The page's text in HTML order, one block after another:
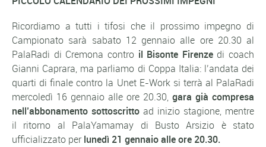
Ricordiamo a tutti i tifosi che il prossimo impegno di
Campionato sarà sabato 12 gennaio alle ore 20.30 al
PalaRadi di Cremona contro il Bisonte Firenzedi coach
Gianni Caprara, ma parliamo di Coppa Italia: l’andata dei
quarti di finale contro la Unet E-Work si terrà al PalaRadi
mercoledì 16 gennaio alle ore 20.30, gara già compresa
nell’abbonamento sottoscritto ad inizio stagione, mentre
il ritorno al PalaYamamay di Busto Arsizio è stato
ufficializzato perlunedì 21 gennaio alle ore 20.30.